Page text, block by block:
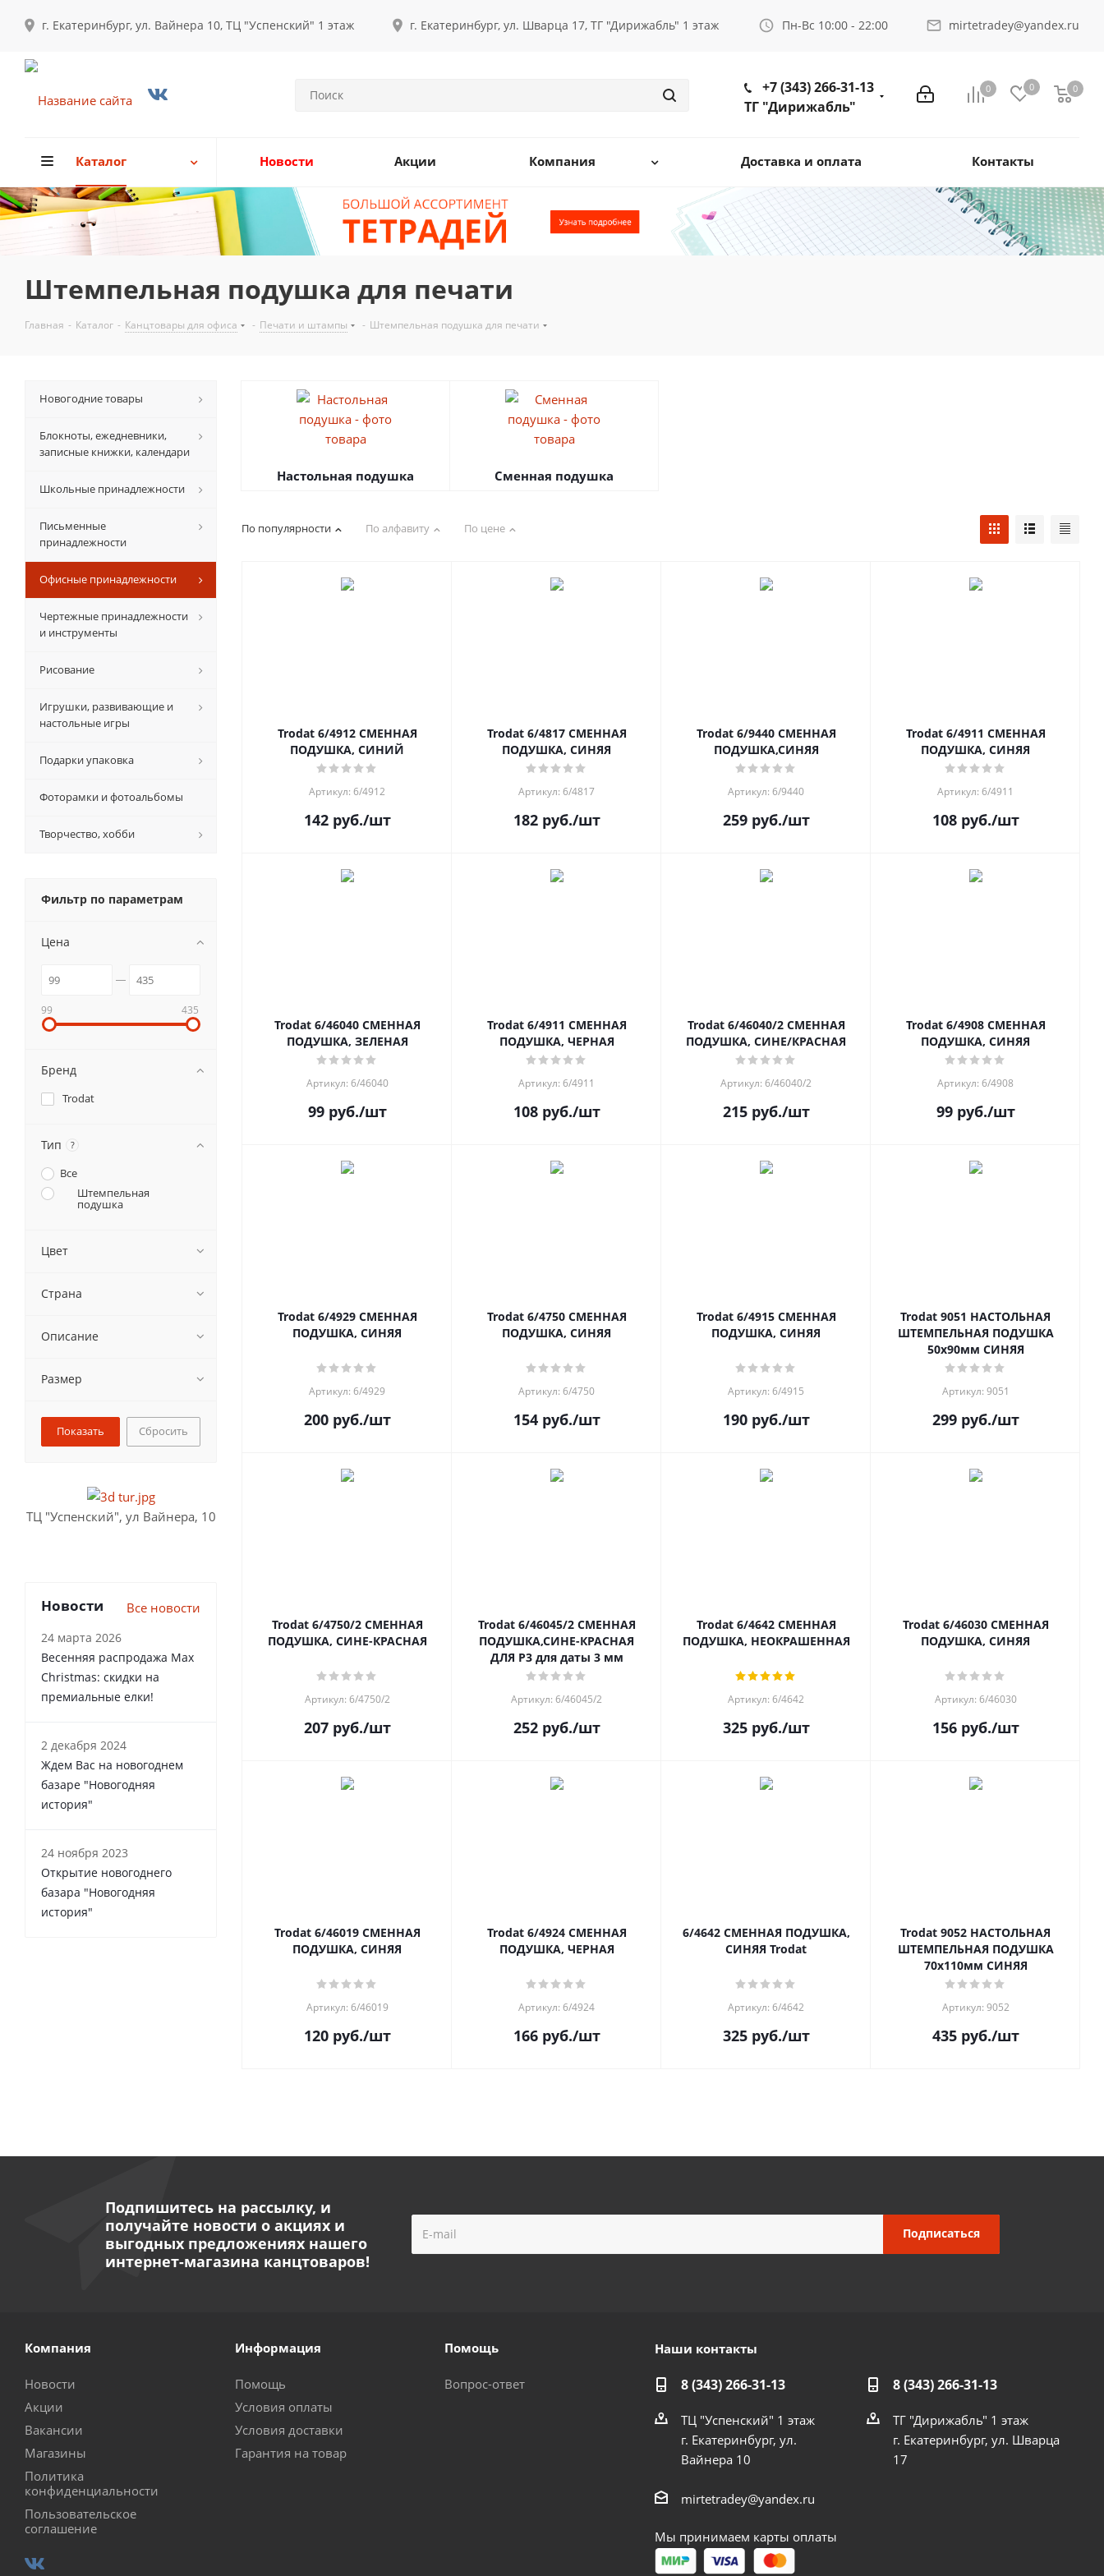
г. Екатеринбург, ул. Вайнера 10, ТЦ "Успенский" 1 этаж г. Екатеринбург, ул. Шварца 17, ТГ "Дирижабль" 1 этаж Пн-Вс 10:00 - 22:00 mirtetradey@yandex.ru
0 0 0
+7 (343) 266-31-13
ТГ "Дирижабль"
Каталог Новости Акции Компания Доставка и оплата Контакты
Штемпельная подушка для печати
Главная - Каталог - Канцтовары для офиса - Печати и штампы - Штемпельная подушка для печати
Настольная подушка Сменная подушка
По популярности По алфавиту По цене
Trodat 6/4912 СМЕННАЯ
ПОДУШКА, СИНИЙ
Артикул: 6/4912
142руб./шт
Trodat 6/4817 СМЕННАЯ
ПОДУШКА, СИНЯЯ
Артикул: 6/4817
182руб./шт
Trodat 6/9440 СМЕННАЯ
ПОДУШКА,СИНЯЯ
Артикул: 6/9440
259руб./шт
Trodat 6/4911 СМЕННАЯ
ПОДУШКА, СИНЯЯ
Артикул: 6/4911
108руб./шт
Trodat 6/46040 СМЕННАЯ
ПОДУШКА, ЗЕЛЕНАЯ
Артикул: 6/46040
99руб./шт
Trodat 6/4911 СМЕННАЯ
ПОДУШКА, ЧЕРНАЯ
Артикул: 6/4911
108руб./шт
Trodat 6/46040/2 СМЕННАЯ
ПОДУШКА, СИНЕ/КРАСНАЯ
Артикул: 6/46040/2
215руб./шт
Trodat 6/4908 СМЕННАЯ
ПОДУШКА, СИНЯЯ
Артикул: 6/4908
99руб./шт
Trodat 6/4929 СМЕННАЯ
ПОДУШКА, СИНЯЯ
Артикул: 6/4929
200руб./шт
Trodat 6/4750 СМЕННАЯ
ПОДУШКА, СИНЯЯ
Артикул: 6/4750
154руб./шт
Trodat 6/4915 СМЕННАЯ
ПОДУШКА, СИНЯЯ
Артикул: 6/4915
190руб./шт
Trodat 9051 НАСТОЛЬНАЯ
ШТЕМПЕЛЬНАЯ ПОДУШКА
50х90мм СИНЯЯ
Артикул: 9051
299руб./шт
Trodat 6/4750/2 СМЕННАЯ
ПОДУШКА, СИНЕ-КРАСНАЯ
Артикул: 6/4750/2
207руб./шт
Trodat 6/46045/2 СМЕННАЯ
ПОДУШКА,СИНЕ-КРАСНАЯ
ДЛЯ Р3 для даты 3 мм
Артикул: 6/46045/2
252руб./шт
Trodat 6/4642 СМЕННАЯ
ПОДУШКА, НЕОКРАШЕННАЯ
Артикул: 6/4642
325руб./шт
Trodat 6/46030 СМЕННАЯ
ПОДУШКА, СИНЯЯ
Артикул: 6/46030
156руб./шт
Trodat 6/46019 СМЕННАЯ
ПОДУШКА, СИНЯЯ
Артикул: 6/46019
120руб./шт
Trodat 6/4924 СМЕННАЯ
ПОДУШКА, ЧЕРНАЯ
Артикул: 6/4924
166руб./шт
6/4642 СМЕННАЯ ПОДУШКА,
СИНЯЯ Trodat
Артикул: 6/4642
325руб./шт
Trodat 9052 НАСТОЛЬНАЯ
ШТЕМПЕЛЬНАЯ ПОДУШКА
70х110мм СИНЯЯ
Артикул: 9052
435руб./шт
Новогодние товары
Блокноты, ежедневники,
записные книжки, календари
Школьные принадлежности
Письменные
принадлежности
Офисные принадлежности
Чертежные принадлежности
и инструменты
Рисование
Игрушки, развивающие и
настольные игры
Подарки упаковка
Фоторамки и фотоальбомы
Творчество, хобби
Фильтр по параметрам
Цена
99 435
Бренд
Trodat
Тип ?
Все
Штемпельная
подушка
Цвет
Страна
Описание
Размер
Сбросить
ТЦ "Успенский", ул Вайнера, 10
Новости Все новости
24 марта 2026
Весенняя распродажа Max
Christmas: скидки на
премиальные елки!
2 декабря 2024
Ждем Вас на новогоднем
базаре "Новогодняя
история"
24 ноября 2023
Открытие новогоднего
базара "Новогодняя
история"
Подпишитесь на рассылку, и
получайте новости о акциях и
выгодных предложениях нашего
интернет-магазина канцтоваров!
Компания
Новости
Акции
Вакансии
Магазины
Политика
конфиденциальности
Пользовательское
соглашение
Информация
Помощь
Условия оплаты
Условия доставки
Гарантия на товар
Помощь
Вопрос-ответ
Наши контакты
8 (343) 266-31-13
ТЦ "Успенский" 1 этаж
г. Екатеринбург, ул.
Вайнера 10
8 (343) 266-31-13
ТГ "Дирижабль" 1 этаж
г. Екатеринбург, ул. Шварца
17
mirtetradey@yandex.ru
Мы принимаем карты оплаты